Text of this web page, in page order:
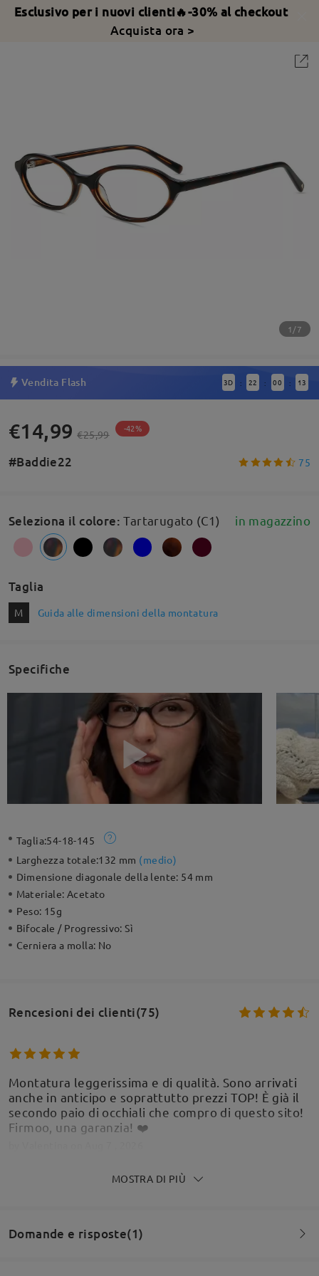
Esclusivo per i nuovi clienti🔥-30% al checkout
Acquista ora >
1/7
Vendita Flash 3D : 22 : 00 : 13
€14,99 €25,99 -42%
#Baddie22 75
Seleziona il colore:Tartarugato (C1) in magazzino
Taglia
M Guida alle dimensioni della montatura
Specifiche
Taglia:54-18-145
Larghezza totale:132 mm (medio)
Dimensione diagonale della lente: 54 mm
Materiale:Acetato
Peso: 15g
Bifocale / Progressivo:Sì
Cerniera a molla: No
Rencesioni dei clienti(75)
Montatura leggerissima e di qualità. Sono arrivati
anche in anticipo e soprattutto prezzi TOP! È già il
secondo paio di occhiali che compro di questo sito!
Firmoo, una garanzia! ❤️
arrivati poco fa, perfetti, montatura leggera e
lucida, gradazione perfetta, comodissimi.
MOSTRA DI PIÙ
Domande e risposte(1)